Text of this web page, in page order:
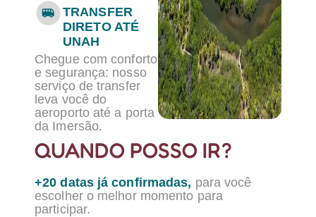
TRANSFER
DIRETO ATÉ
UNAH
Chegue com conforto
e segurança: nosso
serviço de transfer
leva você do
aeroporto até a porta
da Imersão.
QUANDO POSSO IR?
+20 datas já confirmadas, para você
escolher o melhor momento para
participar.